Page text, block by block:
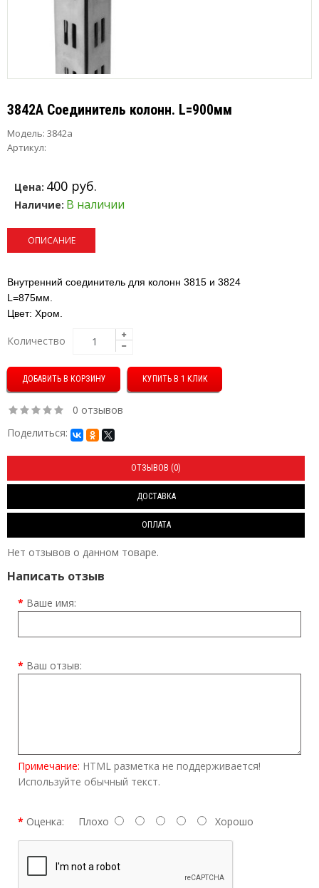
3842A Cоединитель колонн. L=900мм
Модель: 3842a
Артикул:
Цена: 400 руб.
Наличие: В наличии
ОПИСАНИЕ
Внутренний соединитель для колонн 3815 и 3824
L=875мм.
Цвет: Хром.
Количество
КУПИТЬ В 1 КЛИК
0 отзывов
Поделиться:
ОТЗЫВОВ (0)
ДОСТАВКА
ОПЛАТА
Нет отзывов о данном товаре.
Написать отзыв
Ваше имя:
Ваш отзыв:
Примечание: HTML разметка не поддерживается!
Используйте обычный текст.
Оценка: Плохо Хорошо